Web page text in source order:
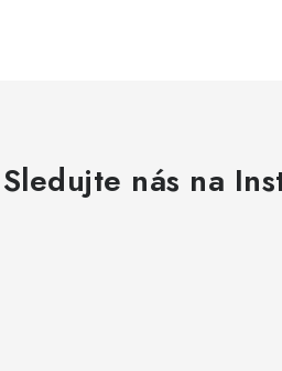
Sledujte nás na